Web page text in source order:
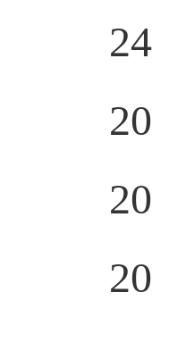
24
20
20
20